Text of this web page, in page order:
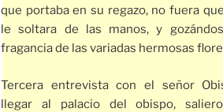
que portaba en su regazo, no fuera
le soltara de las manos, y
fragancia de las variadas hermosas
Tercera entrevista con el señor
llegar al palacio del obispo,